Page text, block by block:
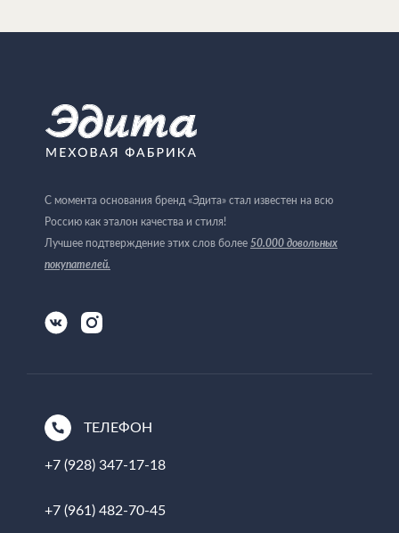
С момента основания бренд «Эдита» стал известен на всю
Россию как эталон качества и стиля!
Лучшее подтверждение этих слов более 50.000 довольных
покупателей.
ТЕЛЕФОН
+7 (928) 347-17-18
+7 (961) 482-70-45